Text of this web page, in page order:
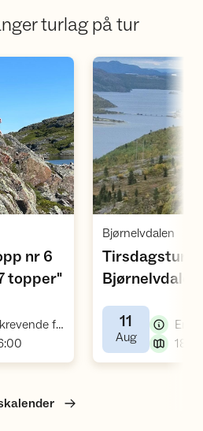
turlag på tur
aktivitet
nr 6
topper",
Middels krevende fellestur
Bjørnelvdalen
Tirsdagstur
Bjørnelvdalen
11
Aug,